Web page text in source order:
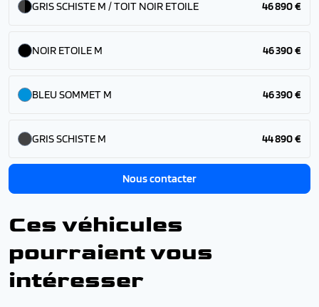
GRIS SCHISTE M / TOIT NOIR ETOILE 46 890 €
NOIR ETOILE M 46 390 €
BLEU SOMMET M 46 390 €
GRIS SCHISTE M 44 890 €
Nous contacter
Ces véhicules
pourraient vous
intéresser